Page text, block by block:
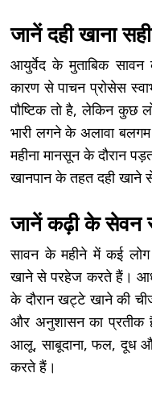
जानें दही खाना
आयुर्वेद के मुताबिक सावन
कारण से पाचन प्रोसेस
पौष्टिक तो है, लेकिन कुछ
भारी लगने के अलावा
महीना मानसून के दौरान
खानपान के तहत दही खाने
जानें कढ़ी के सेवन
सावन के महीने में कई
खाने से परहेज करते हैं।
के दौरान खट्टे खाने की
और अनुशासन का प्रतीक
आलू, साबूदाना, फल, दूध
करते हैं।